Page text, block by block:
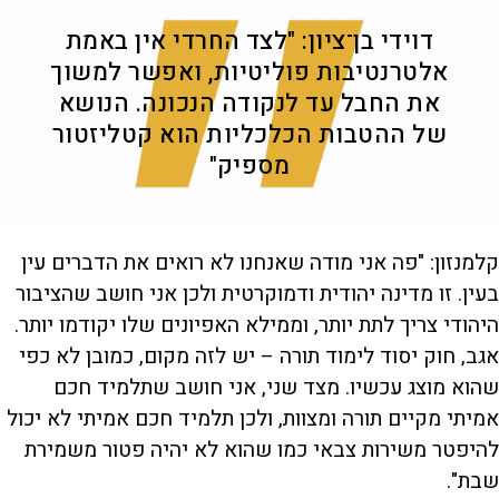
דוידי בן־ציון: "לצד החרדי אין באמת
אלטרנטיבות פוליטיות, ואפשר למשוך
את החבל עד לנקודה הנכונה. הנושא
של ההטבות הכלכליות הוא קטליזטור
מספיק"
קלמנזון: "פה אני מודה שאנחנו לא רואים את הדברים עין
בעין. זו מדינה יהודית ודמוקרטית ולכן אני חושב שהציבור
היהודי צריך לתת יותר, וממילא האפיונים שלו יקודמו יותר.
אגב, חוק יסוד לימוד תורה – יש לזה מקום, כמובן לא כפי
שהוא מוצג עכשיו. מצד שני, אני חושב שתלמיד חכם
אמיתי מקיים תורה ומצוות, ולכן תלמיד חכם אמיתי לא יכול
להיפטר משירות צבאי כמו שהוא לא יהיה פטור משמירת
שבת".